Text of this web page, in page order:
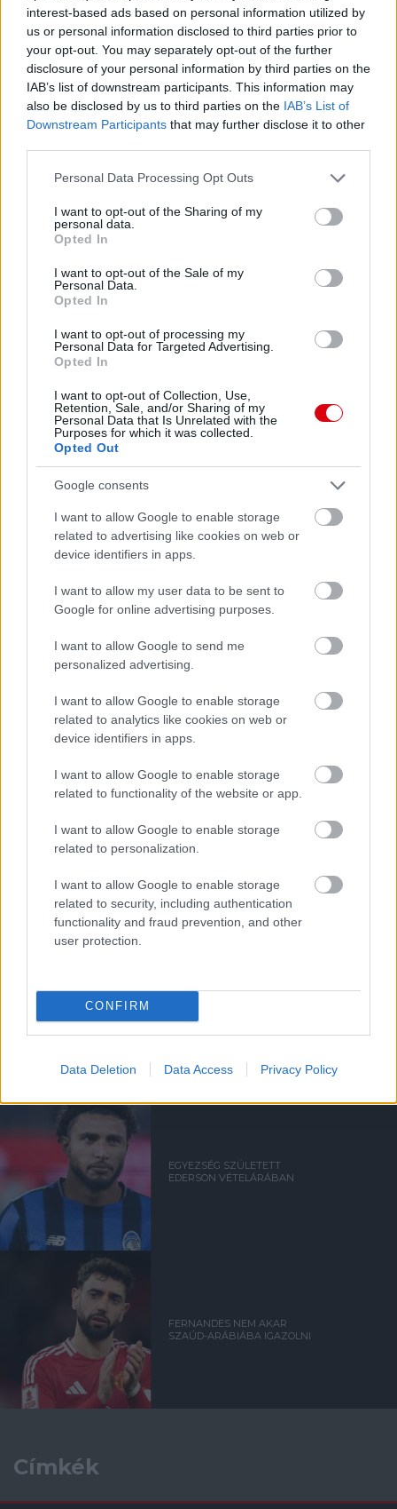
interest-based ads based on personal information utilized by
us or personal information disclosed to third parties prior to
your opt-out. You may separately opt-out of the further
disclosure of your personal information by third parties on the
IAB’s list of downstream participants. This information may
also be disclosed by us to third parties on the IAB’s List of
Downstream Participants that may further disclose it to other
Please note that this website/app uses one or more Google
not limited to your visit or usage behaviour. You may click to
grant or deny consent to Google and its third-party tags to
use your data for below specified purposes in below Google
consent section.
Personal Data Processing Opt Outs
I want to opt-out of the Sharing of my
personal data.
Opted In
I want to opt-out of the Sale of my
Personal Data.
Opted In
I want to opt-out of processing my
Personal Data for Targeted Advertising.
Opted In
I want to opt-out of Collection, Use,
Retention, Sale, and/or Sharing of my
Personal Data that Is Unrelated with the
Purposes for which it was collected.
Opted Out
Google consents
I want to allow Google to enable storage
related to advertising like cookies on web or
device identifiers in apps.
I want to allow my user data to be sent to
Google for online advertising purposes.
I want to allow Google to send me
personalized advertising.
I want to allow Google to enable storage
related to analytics like cookies on web or
device identifiers in apps.
I want to allow Google to enable storage
related to functionality of the website or app.
I want to allow Google to enable storage
related to personalization.
I want to allow Google to enable storage
related to security, including authentication
functionality and fraud prevention, and other
user protection.
CONFIRM
Data Deletion Data Access Privacy Policy
Meccs Center
Manchester United
Felkészülési szezon 4. mérkőzés
Nya Ullevi, Göteborg
1 nap 20 óra 4 perc 14 másodperc
Leeds Unitedvs Manchester United2026-08-12 20:30
ELŐZŐ MÉRKŐZÉSEK
Támogatás
Támogasd adományoddal
a ManUtdFanatics.hu működését!
Kapcsolódó hírek
PLETYKÁK, ÁTIGAZOLÁSOK
ELŐREHALADOTT
TÁRGYALÁSOKAT FOLYTAT A
CHELSEA-VEL - SAJTÓHÍR
EGYEZSÉG SZÜLETETT
EDERSON VÉTELÁRÁBAN
FERNANDES NEM AKAR
SZAÚD-ARÁBIÁBA IGAZOLNI
Címkék